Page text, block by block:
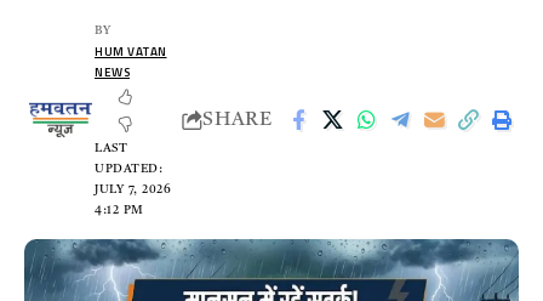
LAST
UPDATED:
JULY 7, 2026
4:12 PM
BY
HUM VATAN
NEWS
SHARE